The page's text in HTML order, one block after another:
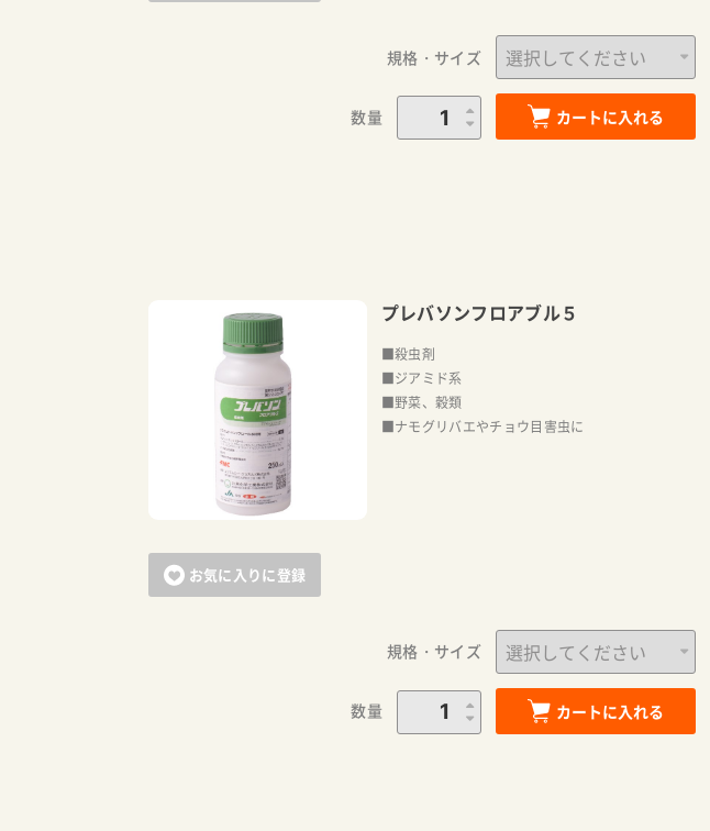
規格・サイズ
数量 カートに入れる
お気に入りに登録
プレバソンフロアブル５
■殺虫剤
■ジアミド系
■野菜、穀類
■ナモグリバエやチョウ目害虫に
規格・サイズ
数量 カートに入れる